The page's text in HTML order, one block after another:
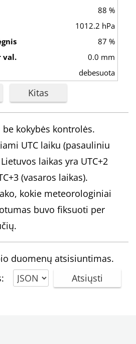
88 %
1012.2 hPa
87 %
0.0 mm
debesuota
Kitas
kokybės kontrolės.
UTC laiku (pasauliniu
laikas yra UTC+2
(vasaros laikas).
kokie meteorologiniai
buvo fiksuoti per
duomenų atsisiuntimas.
Atsiųsti